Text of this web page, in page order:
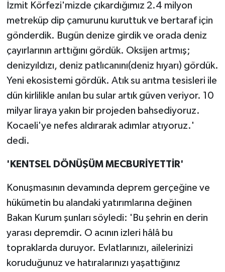
İzmit Körfezi'mizde çıkardığımız 2.4 milyon
metreküp dip çamurunu kuruttuk ve bertaraf için
gönderdik. Bugün denize girdik ve orada deniz
çayırlarının arttığını gördük. Oksijen artmış;
denizyıldızı, deniz patlıcanını(deniz hıyarı) gördük.
Yeni ekosistemi gördük. Atık su arıtma tesisleri ile
dün kirlilikle anılan bu sular artık güven veriyor. 10
milyar liraya yakın bir projeden bahsediyoruz.
Kocaeli'ye nefes aldırarak adımlar atıyoruz.'
dedi.
'KENTSEL DÖNÜŞÜM MECBURİYETTİR'
Konuşmasının devamında deprem gerçeğine ve
hükümetin bu alandaki yatırımlarına değinen
Bakan Kurum şunları söyledi: 'Bu şehrin en derin
yarası depremdir. O acının izleri hâlâ bu
topraklarda duruyor. Evlatlarınızı, ailelerinizi
koruduğunuz ve hatıralarınızı yaşattığınız